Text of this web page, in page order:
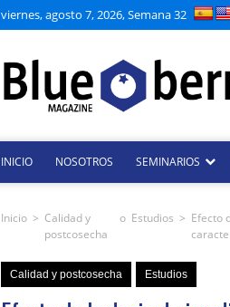
viernes, agosto 7, 2026, Semana 32
INICIO NOSOTROS SEMINARIOS
Inicio > Calidad y
postcosecha
o Estudios > Efecto
Calidad y postcosecha Estudios